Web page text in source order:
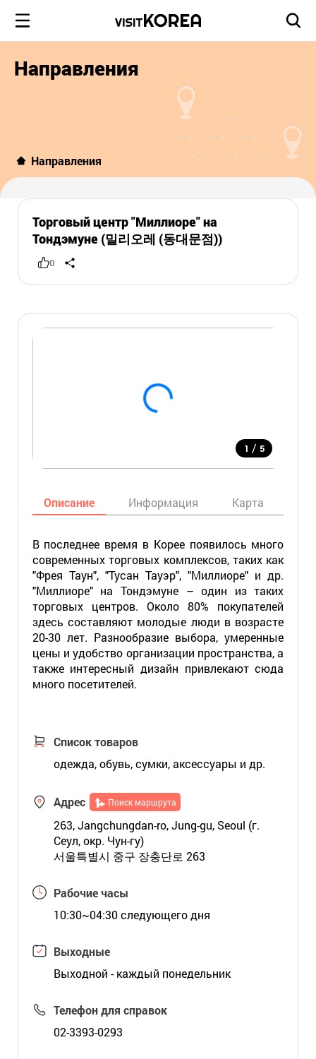
Направления
Направления
Торговый центр "Миллиоре" на
Тондэмуне (밀리오레 (동대문점))
0
1 / 5
Описание Информация Карта
В последнее время в Корее появилось много
современных торговых комплексов, таких как
"Фрея Таун", "Тусан Тауэр", "Миллиоре" и др.
"Миллиоре" на Тондэмуне – один из таких
торговых центров. Около 80% покупателей
здесь составляют молодые люди в возрасте
20-30 лет. Разнообразие выбора, умеренные
цены и удобство организации пространства, а
также интересный дизайн привлекают сюда
много посетителей.
Список товаров
одежда, обувь, сумки, аксессуары и др.
Адрес Поиск маршрута
263, Jangchungdan-ro, Jung-gu, Seoul (г.
Сеул, окр. Чун-гу)
서울특별시 중구 장충단로 263
Рабочие часы
10:30~04:30 следующего дня
Выходные
Выходной - каждый понедельник
Телефон для справок
02-3393-0293